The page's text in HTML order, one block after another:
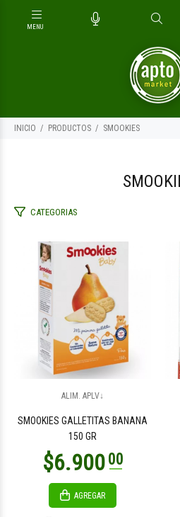
INICIO PRODUCTOS SMOOKIES
CATEGORIAS
ALIM. APLV↓
SMOOKIES GALLETITAS BANANA
150 GR
AGREGAR